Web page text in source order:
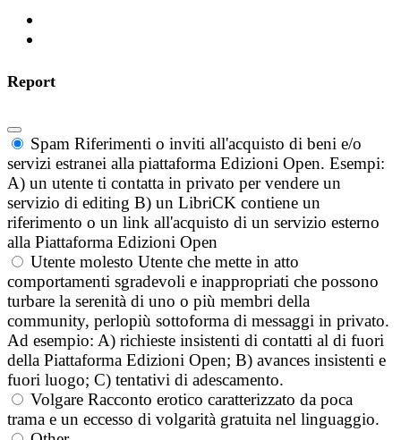
Report
Spam Riferimenti o inviti all'acquisto di beni e/o
servizi estranei alla piattaforma Edizioni Open. Esempi:
A) un utente ti contatta in privato per vendere un
servizio di editing B) un LibriCK contiene un
riferimento o un link all'acquisto di un servizio esterno
alla Piattaforma Edizioni Open
Utente molesto Utente che mette in atto
comportamenti sgradevoli e inappropriati che possono
turbare la serenità di uno o più membri della
community, perlopiù sottoforma di messaggi in privato.
Ad esempio: A) richieste insistenti di contatti al di fuori
della Piattaforma Edizioni Open; B) avances insistenti e
fuori luogo; C) tentativi di adescamento.
Volgare Racconto erotico caratterizzato da poca
trama e un eccesso di volgarità gratuita nel linguaggio.